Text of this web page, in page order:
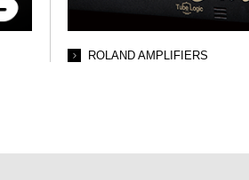
ROLAND AMPLIFIERS